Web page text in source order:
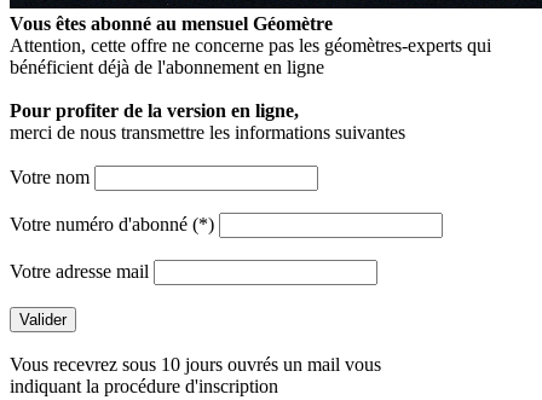
Vous êtes abonné au mensuel Géomètre
Attention, cette offre ne concerne pas les géomètres-experts qui
bénéficient déjà de l'abonnement en ligne
Pour profiter de la version en ligne,
merci de nous transmettre les informations suivantes
Votre nom
Votre numéro d'abonné (*)
Votre adresse mail
Vous recevrez sous 10 jours ouvrés un mail vous
indiquant la procédure d'inscription